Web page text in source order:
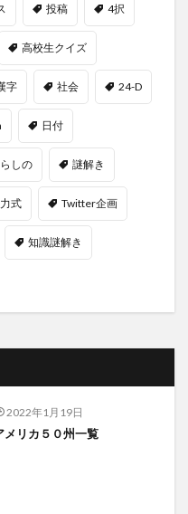
投稿 4択
高校生クイズ
字 社会 24-D
日付
しの 謎解き
式 Twitter企画
知識謎解き
2022年1月19日
メリカ５０州一覧